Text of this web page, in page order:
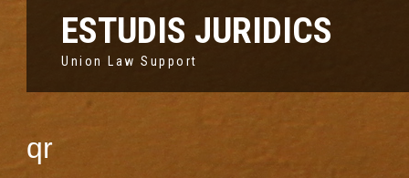
ESTUDIS JURIDICS
Union Law Support
qr